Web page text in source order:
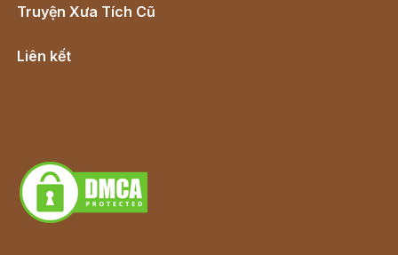
Truyện Xưa Tích Cũ
Liên kết